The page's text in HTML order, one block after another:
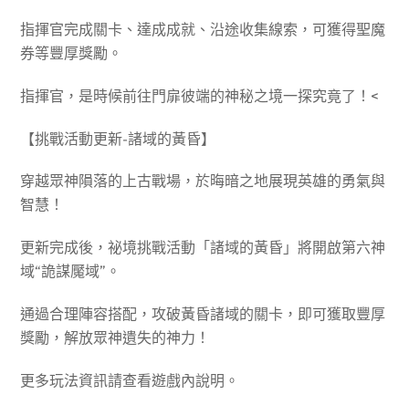
指揮官完成關卡、達成成就、沿途收集線索，可獲得聖魔
券等豐厚獎勵。
指揮官，是時候前往門扉彼端的神秘之境一探究竟了！<
【挑戰活動更新-諸域的黃昏】
穿越眾神隕落的上古戰場，於晦暗之地展現英雄的勇氣與
智慧！
更新完成後，祕境挑戰活動「諸域的黃昏」將開啟第六神
域“詭謀魘域”。
通過合理陣容搭配，攻破黃昏諸域的關卡，即可獲取豐厚
獎勵，解放眾神遺失的神力！
更多玩法資訊請查看遊戲內說明。